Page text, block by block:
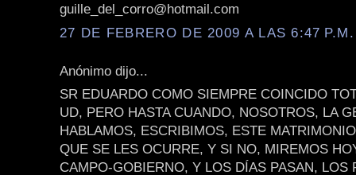
guille_del_corro@hotmail.com
27 DE FEBRERO DE 2009 A LAS 6:47 P.M.
Anónimo dijo...
SR EDUARDO COMO SIEMPRE COINCIDO
UD, PERO HASTA CUANDO, NOSOTROS, LA
HABLAMOS, ESCRIBIMOS, ESTE
QUE SE LES OCURRE, Y SI NO, MIREMOS
CAMPO-GOBIERNO, Y LOS DÍAS PASAN, LOS